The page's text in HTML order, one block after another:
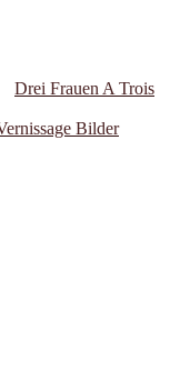
Drei Frauen A Trois
Bilder